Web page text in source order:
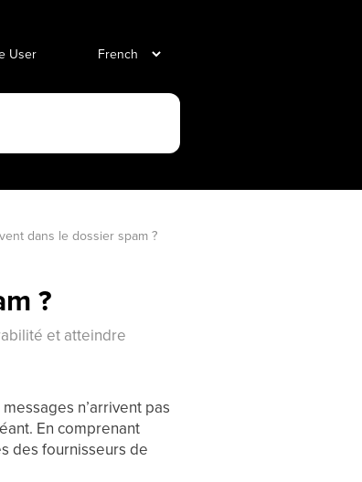
User
dans le dossier spam ?
?
et atteindre
n’arrivent pas
En comprenant
des fournisseurs de